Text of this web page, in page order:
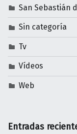
San Sebastián
Sin categoría
Tv
Vídeos
Web
Entradas